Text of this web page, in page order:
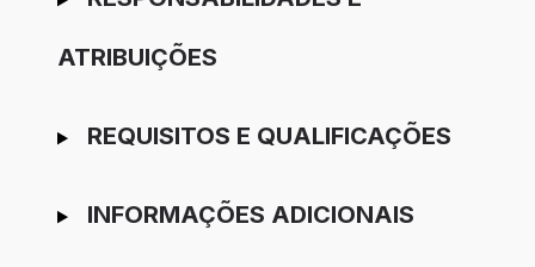
ATRIBUIÇÕES
REQUISITOS E QUALIFICAÇÕES
INFORMAÇÕES ADICIONAIS